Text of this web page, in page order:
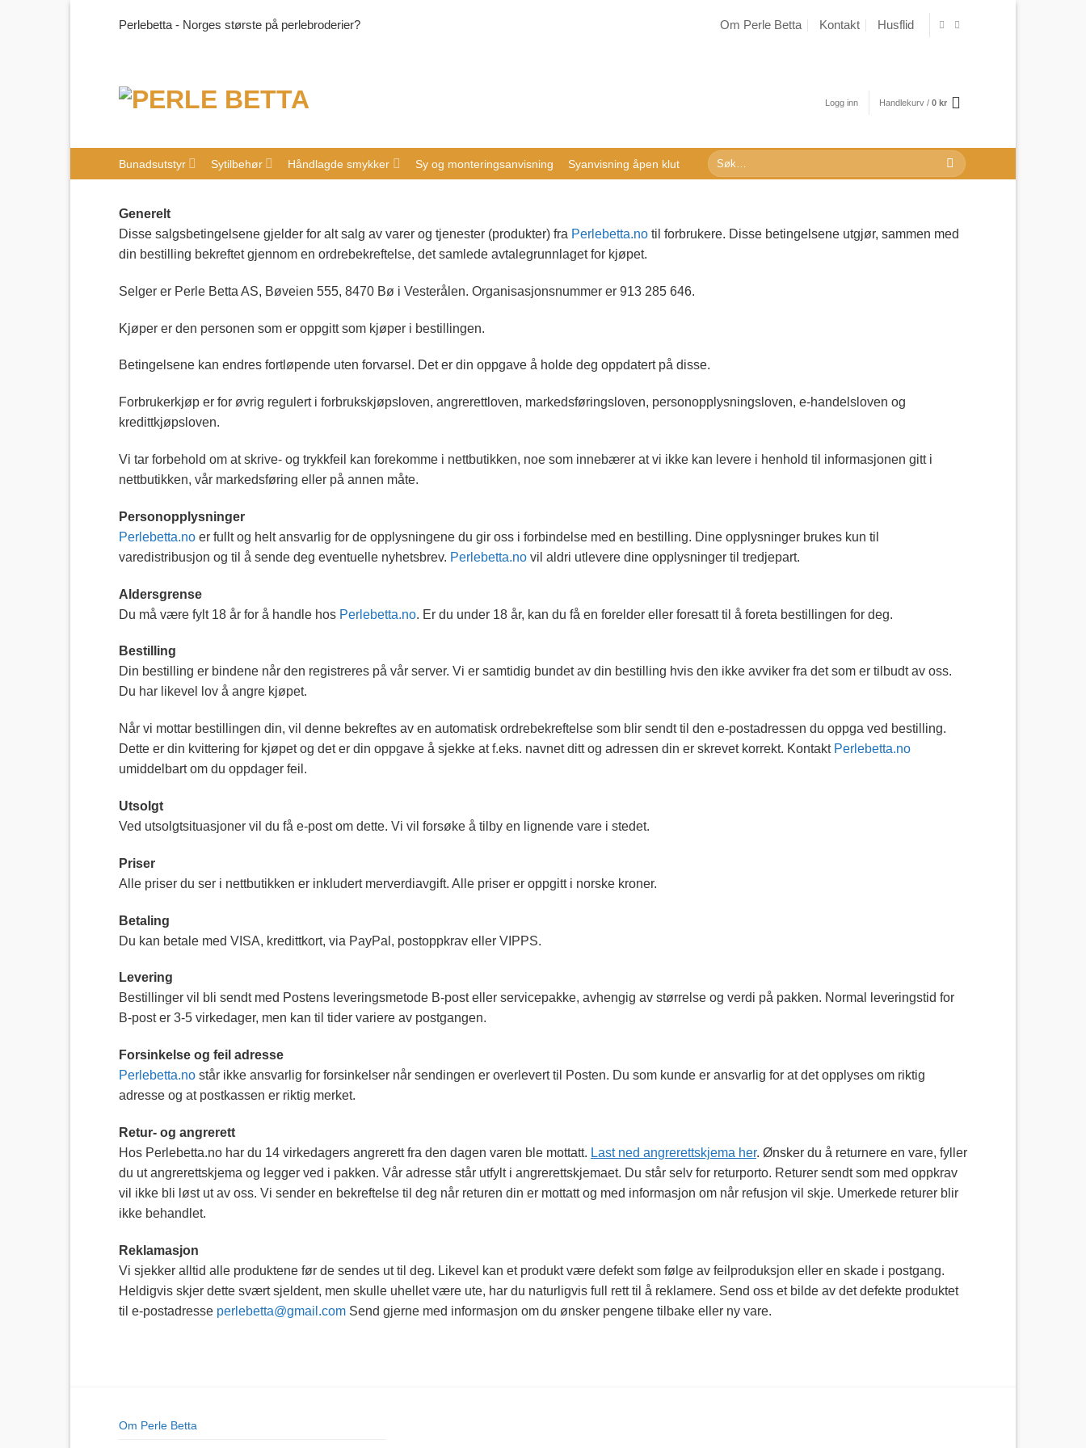
Perlebetta - Norges største på perlebroderier? Om Perle Betta Kontakt Husflid
Logg inn Handlekurv / 0 kr
Bunadsutstyr Sytilbehør Håndlagde smykker Sy og monteringsanvisning Syanvisning åpen klut
Søk
etter:
Generelt
Disse salgsbetingelsene gjelder for alt salg av varer og tjenester (produkter) fra Perlebetta.no til forbrukere. Disse betingelsene utgjør, sammen med
din bestilling bekreftet gjennom en ordrebekreftelse, det samlede avtalegrunnlaget for kjøpet.
Selger er Perle Betta AS, Bøveien 555, 8470 Bø i Vesterålen. Organisasjonsnummer er 913 285 646.
Kjøper er den personen som er oppgitt som kjøper i bestillingen.
Betingelsene kan endres fortløpende uten forvarsel. Det er din oppgave å holde deg oppdatert på disse.
Forbrukerkjøp er for øvrig regulert i forbrukskjøpsloven, angrerettloven, markedsføringsloven, personopplysningsloven, e-handelsloven og
kredittkjøpsloven.
Vi tar forbehold om at skrive- og trykkfeil kan forekomme i nettbutikken, noe som innebærer at vi ikke kan levere i henhold til informasjonen gitt i
nettbutikken, vår markedsføring eller på annen måte.
Personopplysninger
Perlebetta.no er fullt og helt ansvarlig for de opplysningene du gir oss i forbindelse med en bestilling. Dine opplysninger brukes kun til
varedistribusjon og til å sende deg eventuelle nyhetsbrev. Perlebetta.no vil aldri utlevere dine opplysninger til tredjepart.
Aldersgrense
Du må være fylt 18 år for å handle hos Perlebetta.no. Er du under 18 år, kan du få en forelder eller foresatt til å foreta bestillingen for deg.
Bestilling
Din bestilling er bindene når den registreres på vår server. Vi er samtidig bundet av din bestilling hvis den ikke avviker fra det som er tilbudt av oss.
Du har likevel lov å angre kjøpet.
Når vi mottar bestillingen din, vil denne bekreftes av en automatisk ordrebekreftelse som blir sendt til den e-postadressen du oppga ved bestilling.
Dette er din kvittering for kjøpet og det er din oppgave å sjekke at f.eks. navnet ditt og adressen din er skrevet korrekt. Kontakt Perlebetta.no
umiddelbart om du oppdager feil.
Utsolgt
Ved utsolgtsituasjoner vil du få e-post om dette. Vi vil forsøke å tilby en lignende vare i stedet.
Priser
Alle priser du ser i nettbutikken er inkludert merverdiavgift. Alle priser er oppgitt i norske kroner.
Betaling
Du kan betale med VISA, kredittkort, via PayPal, postoppkrav eller VIPPS.
Levering
Bestillinger vil bli sendt med Postens leveringsmetode B-post eller servicepakke, avhengig av størrelse og verdi på pakken. Normal leveringstid for
B-post er 3-5 virkedager, men kan til tider variere av postgangen.
Forsinkelse og feil adresse
Perlebetta.no står ikke ansvarlig for forsinkelser når sendingen er overlevert til Posten. Du som kunde er ansvarlig for at det opplyses om riktig
adresse og at postkassen er riktig merket.
Retur- og angrerett
Hos Perlebetta.no har du 14 virkedagers angrerett fra den dagen varen ble mottatt. Last ned angrerettskjema her. Ønsker du å returnere en vare, fyller
du ut angrerettskjema og legger ved i pakken. Vår adresse står utfylt i angrerettskjemaet. Du står selv for returporto. Returer sendt som med oppkrav
vil ikke bli løst ut av oss. Vi sender en bekreftelse til deg når returen din er mottatt og med informasjon om når refusjon vil skje. Umerkede returer blir
ikke behandlet.
Reklamasjon
Vi sjekker alltid alle produktene før de sendes ut til deg. Likevel kan et produkt være defekt som følge av feilproduksjon eller en skade i postgang.
Heldigvis skjer dette svært sjeldent, men skulle uhellet være ute, har du naturligvis full rett til å reklamere. Send oss et bilde av det defekte produktet
til e-postadresse perlebetta@gmail.com Send gjerne med informasjon om du ønsker pengene tilbake eller ny vare.
Om Perle Betta